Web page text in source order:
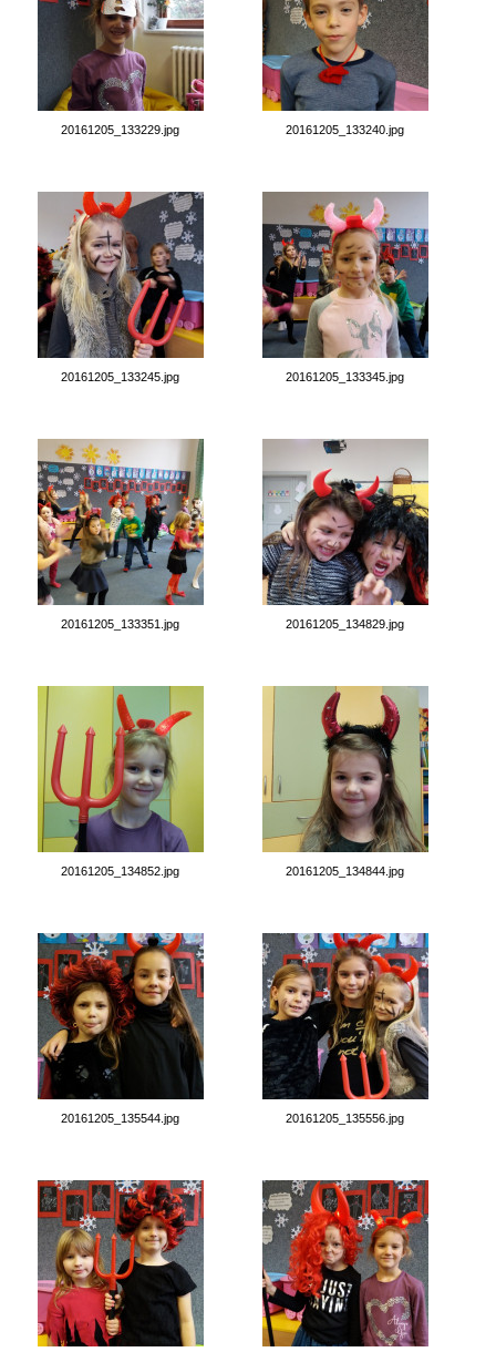
20161205_133229.jpg 20161205_133240.jpg
20161205_133245.jpg 20161205_133345.jpg
20161205_133351.jpg 20161205_134829.jpg
20161205_134852.jpg 20161205_134844.jpg
20161205_135544.jpg 20161205_135556.jpg